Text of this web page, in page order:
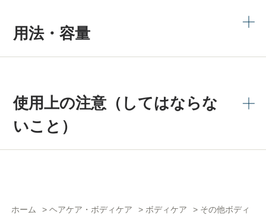
用法・容量
使用上の注意（してはならな
いこと）
ホーム >ヘアケア・ボディケア > ボディケア > その他ボディ